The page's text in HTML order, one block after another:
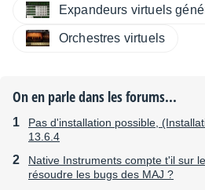
Expandeurs virtuels
Orchestres virtuels
On en parle dans les forums...
Pas d'installation possible,
13.6.4
Native Instruments compte t'il sur
résoudre les bugs des MAJ ?